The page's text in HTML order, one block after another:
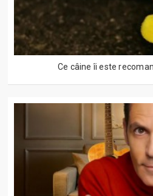
Ce câine îi este